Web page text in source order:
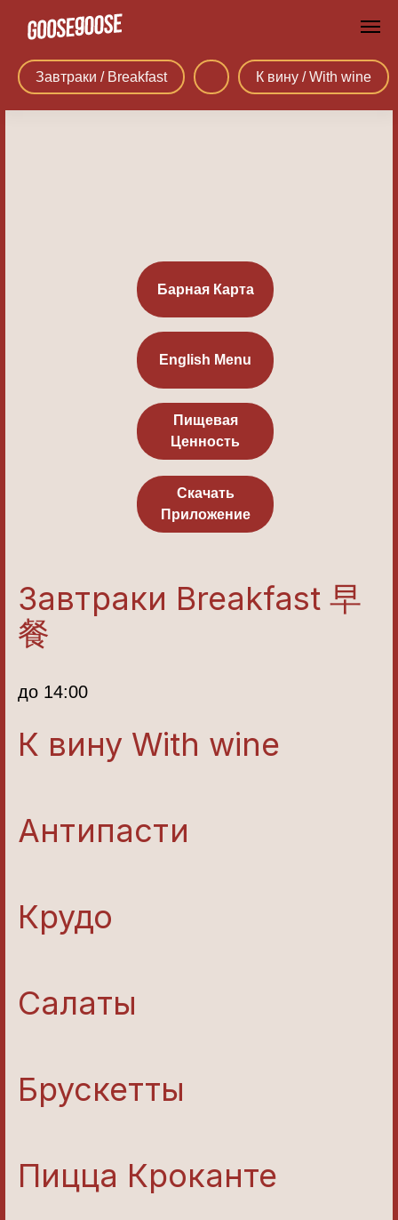
Завтраки / Breakfast К вину / With wine
Пищевая
Ценность
Скачать
Приложение
Барная Карта
English Menu
Завтраки Breakfast 早
餐
до 14:00
К вину With wine
Антипасти
Крудо
Салаты
Брускетты
Пицца Кроканте